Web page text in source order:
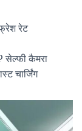
रेट
कैमरा
चार्जिंग